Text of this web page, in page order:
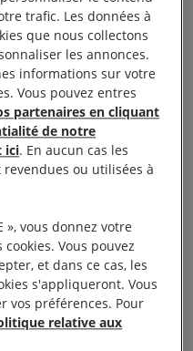
La Photographie en
lors d’une table
, journaliste et
à savoir comment dire
à travers la vie
trafic. Les données à
que nous collectons
les annonces.
informations sur votre
Vous pouvez entres
partenaires en cliquant
de notre
ici. En aucun cas les
ou utilisées à
», vous donnez votre
Vous pouvez
et dans ce cas, les
s'appliqueront. Vous
vos préférences. Pour
relative aux